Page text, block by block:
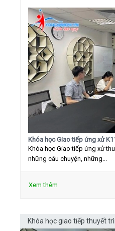
Khóa học Giao tiếp ứng xử
Khóa học Giao tiếp ứng xử
những câu chuyện, những...
Xem thêm
Khóa học giao tiếp thuyết